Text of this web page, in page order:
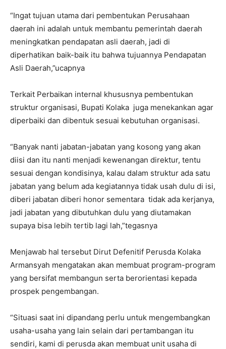
“Ingat tujuan utama dari pembentukan Perusahaan
daerah ini adalah untuk membantu pemerintah daerah
meningkatkan pendapatan asli daerah, jadi di
diperhatikan baik-baik itu bahwa tujuannya Pendapatan
Asli Daerah,”ucapnya
Terkait Perbaikan internal khususnya pembentukan
struktur organisasi, Bupati Kolaka juga menekankan agar
diperbaiki dan dibentuk sesuai kebutuhan organisasi.
“Banyak nanti jabatan-jabatan yang kosong yang akan
diisi dan itu nanti menjadi kewenangan direktur, tentu
sesuai dengan kondisinya, kalau dalam struktur ada satu
jabatan yang belum ada kegiatannya tidak usah dulu di isi,
diberi jabatan diberi honor sementara tidak ada kerjanya,
jadi jabatan yang dibutuhkan dulu yang diutamakan
supaya bisa lebih tertib lagi lah,”tegasnya
Menjawab hal tersebut Dirut Defenitif Perusda Kolaka
Armansyah mengatakan akan membuat program-program
yang bersifat membangun serta berorientasi kepada
prospek pengembangan.
“Situasi saat ini dipandang perlu untuk mengembangkan
usaha-usaha yang lain selain dari pertambangan itu
sendiri, kami di perusda akan membuat unit usaha di